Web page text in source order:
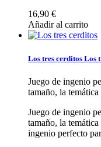
16,90 €
Añadir al carrito
Los tres cerditos Los
Juego de ingenio
tamaño, la
Juego de ingenio
tamaño, la
ingenio perfecto